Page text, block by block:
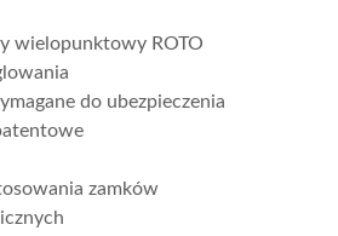
wielopunktowy ROTO
do ubezpieczenia
zamków